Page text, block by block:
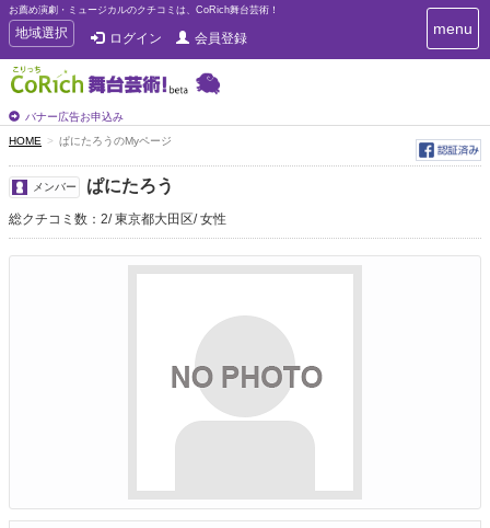
お薦め演劇・ミュージカルのクチコミは、CoRich舞台芸術！
T
o
g
g
e
n
a
v
i
g
a
t
地域選択 ログイン 会員登録
バナー広告お申込み
T
o
e
n
menu
HOME ぱにたろうのMyページ
メンバー ぱにたろう
総クチコミ数：2 東京都大田区 女性